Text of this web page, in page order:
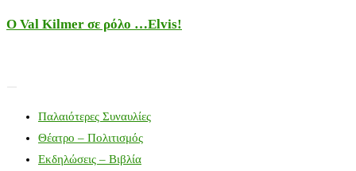
Ο Val Kilmer σε ρόλο …Elvis!
Παλαιότερες Συναυλίες
Θέατρο – Πολιτισμός
Εκδηλώσεις – Βιβλία